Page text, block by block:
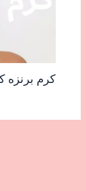
کرم برنزه کننده ؛ 7